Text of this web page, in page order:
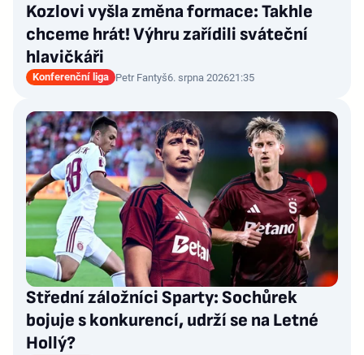
Kozlovi vyšla změna formace: Takhle
chceme hrát! Výhru zařídili sváteční
hlavičkáři
Konferenční liga Petr Fantyš6. srpna 202621:35
Střední záložníci Sparty: Sochůrek
bojuje s konkurencí, udrží se na Letné
Hollý?